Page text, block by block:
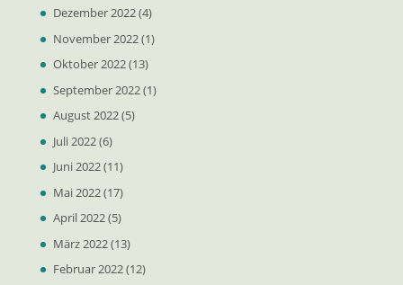
Dezember 2022(4)
November 2022(1)
Oktober 2022(13)
September 2022(1)
August 2022(5)
Juli 2022(6)
Juni 2022(11)
Mai 2022(17)
April 2022(5)
März 2022(13)
Februar 2022(12)